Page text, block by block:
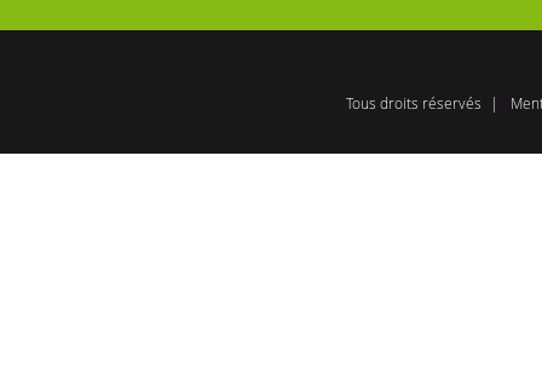
Tous droits réservés